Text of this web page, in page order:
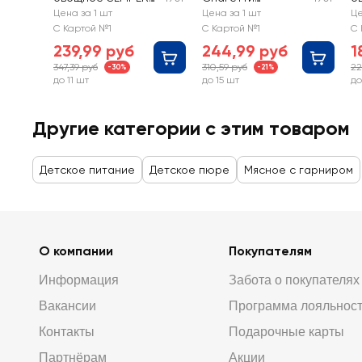
Овощи с кроликом
в сливочном соусе,
Цена за 1 шт
С Картой №1
239,99 руб
347,39 руб -30%
до 11 шт
Болоньезе, с 12
месяцев
Цена за 1 шт
С Картой №1
244,99 руб
310,59 руб -21%
до 15 шт
С
Другие категории с этим товаром
Детское питание Детское пюре Мясное с гарниром
О компании
Информация
Вакансии
Контакты
Партнёрам
Покупателям
Забота о покупателях
Программа
Подарочные карты
Акции